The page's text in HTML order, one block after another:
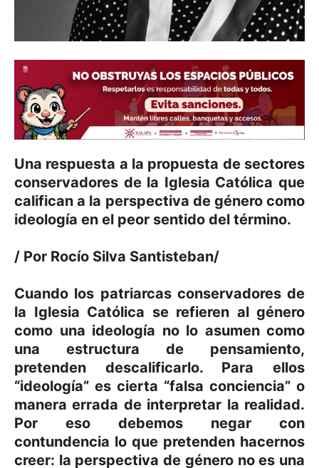
Una respuesta a la propuesta de sectores
conservadores de la Iglesia Católica que
califican a la perspectiva de género como
ideología en el peor sentido del término.
/ Por Rocío Silva Santisteban/
Cuando los patriarcas conservadores de
la Iglesia Católica se refieren al género
como una ideología no lo asumen como
una estructura de pensamiento,
pretenden descalificarlo. Para ellos
“ideología” es cierta “falsa conciencia” o
manera errada de interpretar la realidad.
Por eso debemos negar con
contundencia lo que pretenden hacernos
creer: la perspectiva de género no es una